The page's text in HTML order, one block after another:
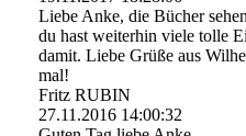
Liebe Anke, die Bücher
du hast weiterhin viele tolle
damit. Liebe Grüße aus
mal!
Fritz RUBIN
27.11.2016 14:00:32